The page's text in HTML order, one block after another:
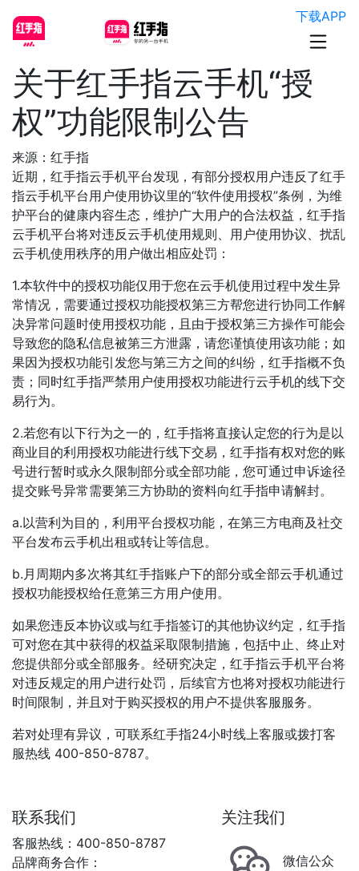
下载APP
关于红手指云手机“授
权”功能限制公告
来源：红手指
近期，红手指云手机平台发现，有部分授权用户违反了红手
指云手机平台用户使用协议里的“软件使用授权”条例，为维
护平台的健康内容生态，维护广大用户的合法权益，红手指
云手机平台将对违反云手机使用规则、用户使用协议、扰乱
云手机使用秩序的用户做出相应处罚：
1.本软件中的授权功能仅用于您在云手机使用过程中发生异
常情况，需要通过授权功能授权第三方帮您进行协同工作解
决异常问题时使用授权功能，且由于授权第三方操作可能会
导致您的隐私信息被第三方泄露，请您谨慎使用该功能；如
果因为授权功能引发您与第三方之间的纠纷，红手指概不负
责；同时红手指严禁用户使用授权功能进行云手机的线下交
易行为。
2.若您有以下行为之一的，红手指将直接认定您的行为是以
商业目的利用授权功能进行线下交易，红手指有权对您的账
号进行暂时或永久限制部分或全部功能，您可通过申诉途径
提交账号异常需要第三方协助的资料向红手指申请解封。
a.以营利为目的，利用平台授权功能，在第三方电商及社交
平台发布云手机出租或转让等信息。
b.月周期内多次将其红手指账户下的部分或全部云手机通过
授权功能授权给任意第三方用户使用。
如果您违反本协议或与红手指签订的其他协议约定，红手指
可对您在其中获得的权益采取限制措施，包括中止、终止对
您提供部分或全部服务。经研究决定，红手指云手机平台将
对违反规定的用户进行处罚，后续官方也将对授权功能进行
时间限制，并且对于购买授权的用户不提供客服服务。
若对处理有异议，可联系红手指24小时线上客服或拨打客
服热线 400-850-8787。
联系我们
客服热线：400-850-8787
品牌商务合作：
关注我们
微信公众